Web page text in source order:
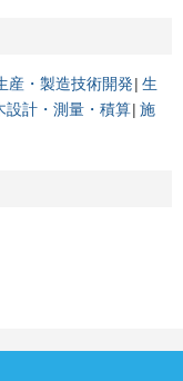
産・製造技術開発 生
設計・測量・積算 施